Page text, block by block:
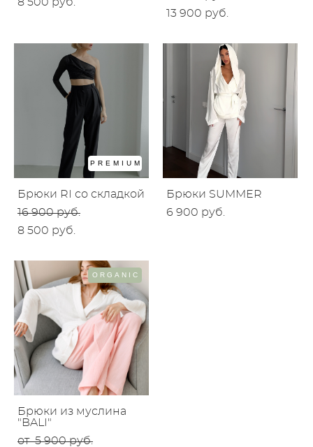
13 900 pуб.
PREMIUM
Брюки RI со складкой
16 900 pуб.
8 500 pуб.
Брюки SUMMER
6 900 pуб.
ORGANIC
Брюки из муслина
"BALI"
от 5 900 pуб.